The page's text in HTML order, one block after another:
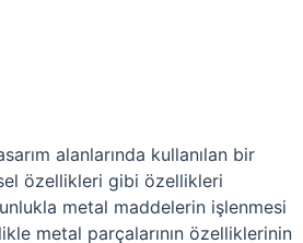
alanlarında kullanılan bir
özellikleri gibi özellikleri
metal maddelerin işlenmesi
metal parçalarının özelliklerinin